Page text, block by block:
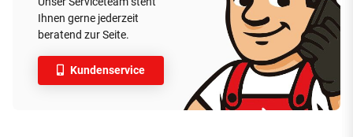
Ihnen gerne jederzeit
beratend zur Seite.
Kundenservice